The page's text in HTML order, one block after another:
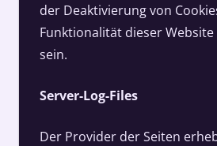
der Deaktivierung von
Funktionalität dieser
sein.
Server-Log-Files
Der Provider der Seiten